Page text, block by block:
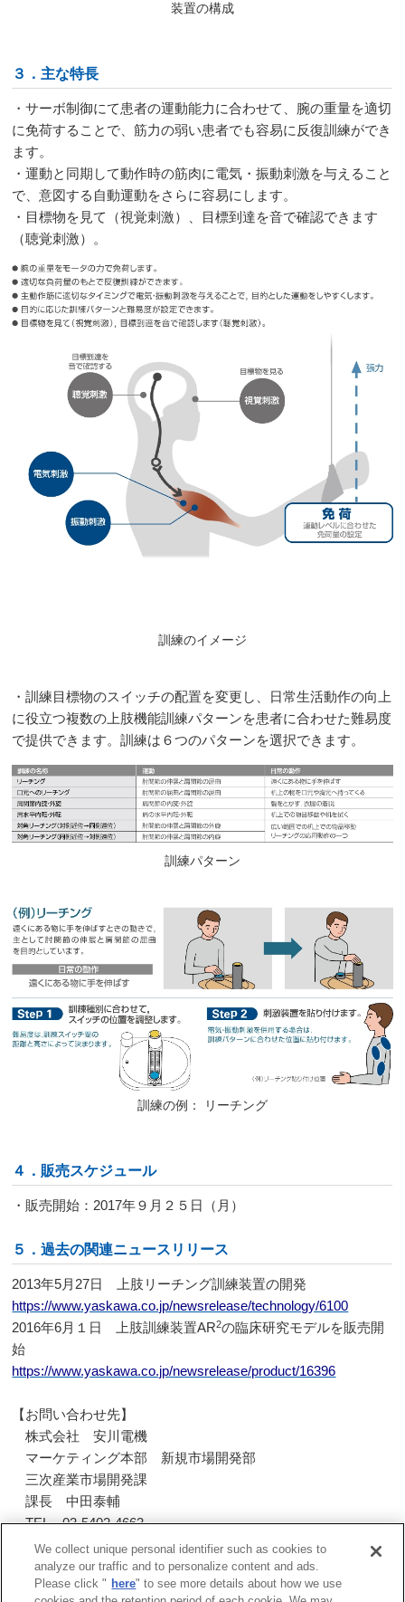
装置の構成
３．主な特長
・サーボ制御にて患者の運動能力に合わせて、腕の重量を適切
に免荷することで、筋力の弱い患者でも容易に反復訓練ができ
ます。
・運動と同期して動作時の筋肉に電気・振動刺激を与えること
で、意図する自動運動をさらに容易にします。
・目標物を見て（視覚刺激）、目標到達を音で確認できます
（聴覚刺激）。
訓練のイメージ
・訓練目標物のスイッチの配置を変更し、日常生活動作の向上
に役立つ複数の上肢機能訓練パターンを患者に合わせた難易度
で提供できます。訓練は６つのパターンを選択できます。
訓練パターン
訓練の例： リーチング
４．販売スケジュール
・販売開始： 2017年９月２５日（月）
５．過去の関連ニュースリリース
2013年5月 27日 上肢リーチング訓練装置の開発
https://www.yaskawa.co.jp/newsrelease/technology/6100
2016年6月１日 上肢訓練装置AR2の臨床研究モデルを販売開
始
https://www.yaskawa.co.jp/newsrelease/product/16396
【お問い合わせ先】
株式会社 安川電機
マーケティング本部 新規市場開発部
三次産業市場開発課
課長 中田泰輔
TEL
03-5402-4663
FAX
03-5402-4554
一覧へ戻る
We collect unique personal identifier such as cookies to
analyze our traffic and to personalize content and ads.
Please click " here" to see more details about how we use